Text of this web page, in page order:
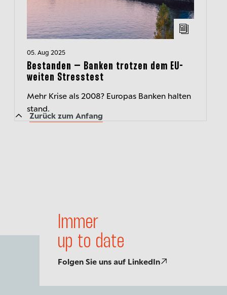
05. Aug 2025
Bestanden – Banken trotzen dem EU-
weiten Stresstest
Mehr Krise als 2008? Europas Banken halten
stand.
Immer
up to date
Folgen Sie uns auf LinkedIn
Zurück zum Anfang